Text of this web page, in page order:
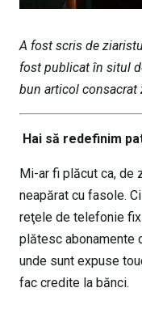
A fost scris de
fost publicat în situl
bun articol consacrat
Hai să redefinim
Mi-ar fi plăcut ca, de
neapărat cu fasole.
reţele de telefonie
plătesc abonamente
unde sunt expuse
fac credite la bănci.